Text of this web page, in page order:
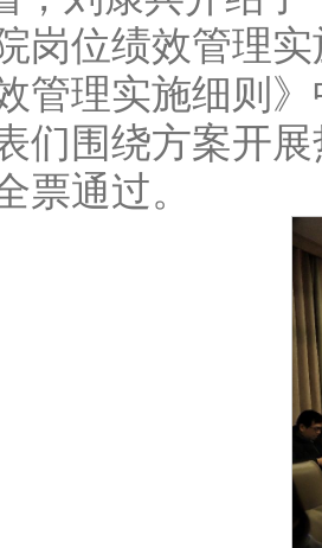
岗位绩效管理
管理实施细则
们围绕方案开
票通过。